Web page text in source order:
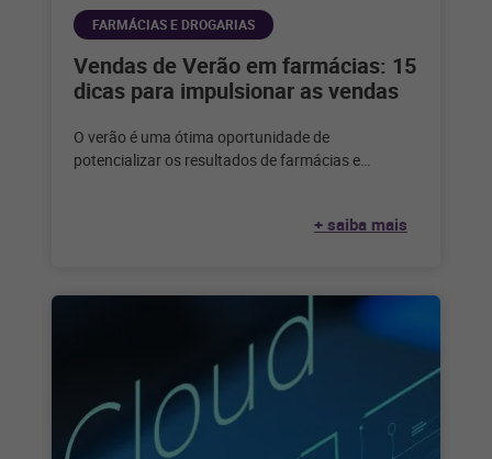
FARMÁCIAS E DROGARIAS
Vendas de Verão em farmácias: 15
dicas para impulsionar as vendas
O verão é uma ótima oportunidade de
potencializar os resultados de farmácias e
+ saiba mais